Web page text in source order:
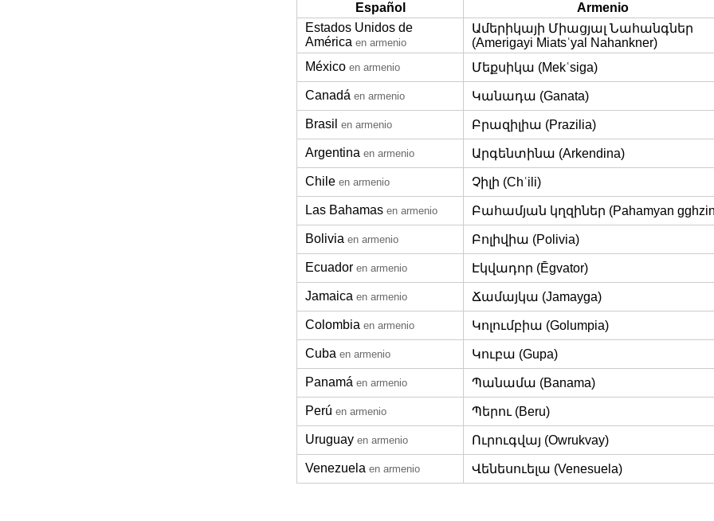
Español
Armenio
Estados Unidos de
América en armenio
Ամերիկայի Միացյալ Նահանգներ
(Amerigayi Miatsʿyal Nahankner)
México en armenio Մեքսիկա (Mekʿsiga)
Canadá en armenio Կանադա (Ganata)
Brasil en armenio Բրազիլիա (Prazilia)
Argentina en armenio Արգենտինա (Arkendina)
Chile en armenio Չիլի (Chʿili)
Las Bahamas en armenio Բահամյան կղզիներ (Pahamyan
Bolivia en armenio Բոլիվիա (Polivia)
Ecuador en armenio Էկվադոր (Ēgvator)
Jamaica en armenio Ճամայկա (Jamayga)
Colombia en armenio Կոլումբիա (Golumpia)
Cuba en armenio Կուբա (Gupa)
Panamá en armenio Պանամա (Banama)
Perú en armenio Պերու (Beru)
Uruguay en armenio Ուրուգվայ (Owrukvay)
Venezuela en armenio Վենեսուելա (Venesuela)